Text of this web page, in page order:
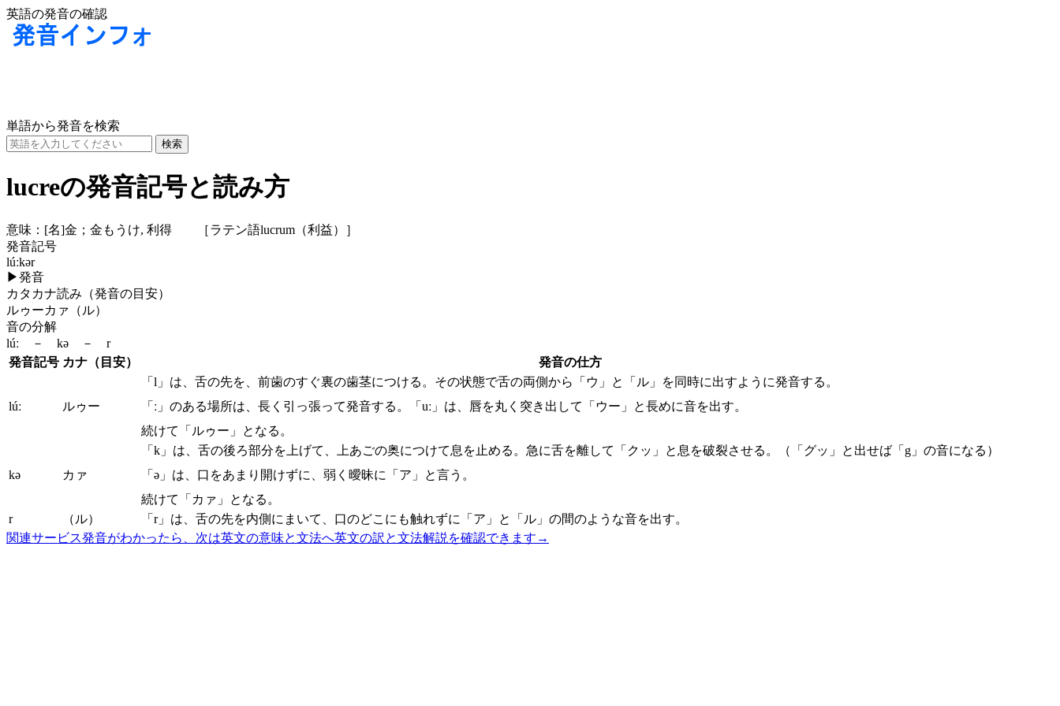
英語の発音の確認
単語から発音を検索
lucreの発音記号と読み方
意味： [名]金；金もうけ, 利得 ［ラテン語lucrum（利益）］
発音記号
lúːkər
▶発音
カタカナ読み（発音の目安）
ルゥーカァ（ル）
音の分解
lúː － kə － r
発音記号 カナ（目安） 発音の仕方
lúː ルゥー
「l」は、舌の先を、前歯のすぐ裏の歯茎につける。その状態で舌の両側から「ウ」と「ル」を同時に出すように発音する。
「ː」のある場所は、長く引っ張って発音する。「uː」は、唇を丸く突き出して「ウー」と長めに音を出す。
続けて「ルゥー」となる。
kə カァ
「k」は、舌の後ろ部分を上げて、上あごの奥につけて息を止める。急に舌を離して「クッ」と息を破裂させる。（「グッ」と出せば「g」の音になる）
「ə」は、口をあまり開けずに、弱く曖昧に「ア」と言う。
続けて「カァ」となる。
r
（ル）
「r」は、舌の先を内側にまいて、口のどこにも触れずに「ア」と「ル」の間のような音を出す。
関連サービス発音がわかったら、次は英文の意味と文法へ英文の訳と文法解説を確認できます →